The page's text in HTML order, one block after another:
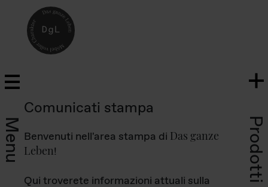
Menu Prodotti
Comunicati stampa
Benvenuti nell'area stampa di Das ganze
Leben!
Qui troverete informazioni attuali sulla